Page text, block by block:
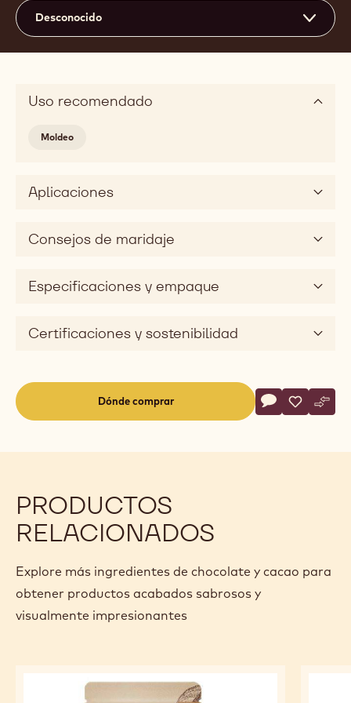
Desconocido
Uso recomendado
Moldeo
Aplicaciones
Consejos de maridaje
Especificaciones y empaque
Certificaciones y sostenibilidad
Dónde comprar
Actions
Escribe un
- Lactée
Salvar
- Lactée
-
PRODUCTOS
RELACIONADOS
Explore más ingredientes de chocolate y cacao para
obtener productos acabados sabrosos y
visualmente impresionantes